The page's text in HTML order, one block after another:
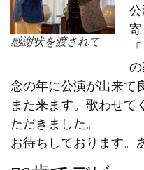
感謝状を渡されて
念の年に公演が出来て
また来ます。歌わせて
ただきました。
お待ちしております。